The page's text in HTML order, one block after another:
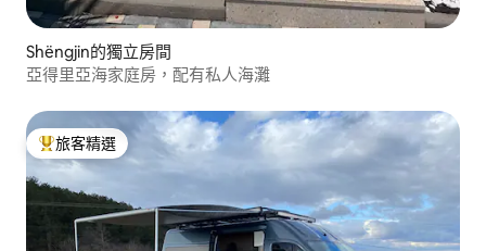
Shëngjin的獨立房間
亞得里亞海家庭房，配有私人海灘
旅客精選榜首
旅客精選